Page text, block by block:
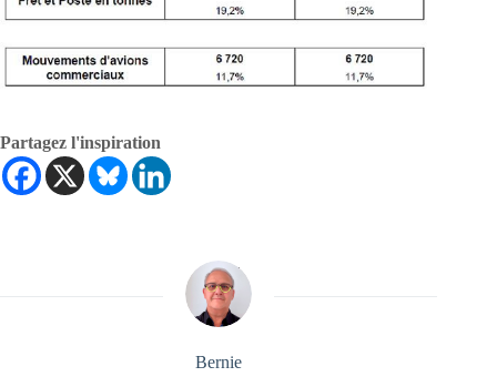
Partagez l'inspiration
Bernie